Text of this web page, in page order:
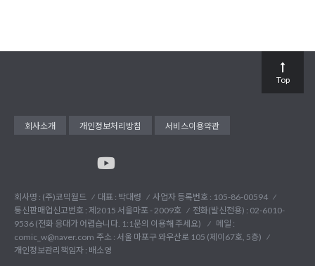
회사소개 개인정보처리방침 서비스이용약관
회사명 : (주)코믹월드 대표 : 박대령
사업자 등록번호 : 105-86-00594
통신판매업신고번호 : 제2015 서울마포 - 2009호
전화(발신전용) : 02-6010-
9536 (전화 응대가 어렵습니다. 1:1문의 이용해 주세요)
메일 :
comic_w@naver.com 주소 : 서울 마포구 와우산로 105 (제이67호, 5층)
개인정보관리책임자 : 배소영
Top